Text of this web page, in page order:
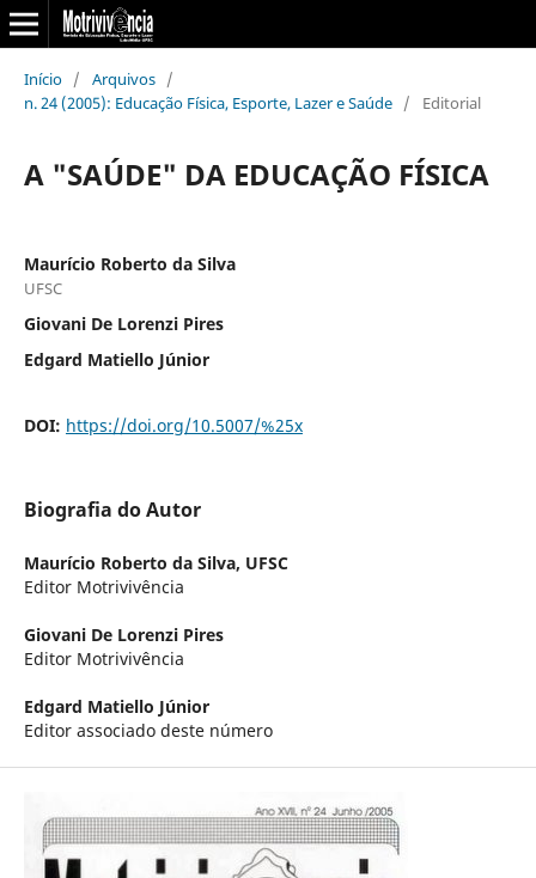
Início / Arquivos /
n. 24 (2005): Educação Física, Esporte, Lazer e Saúde / Editorial
A "SAÚDE" DA EDUCAÇÃO FÍSICA
Maurício Roberto da Silva
UFSC
Giovani De Lorenzi Pires
Edgard Matiello Júnior
DOI: https://doi.org/10.5007/%25x
Biografia do Autor
Maurício Roberto da Silva, UFSC
Editor Motrivivência
Giovani De Lorenzi Pires
Editor Motrivivência
Edgard Matiello Júnior
Editor associado deste número